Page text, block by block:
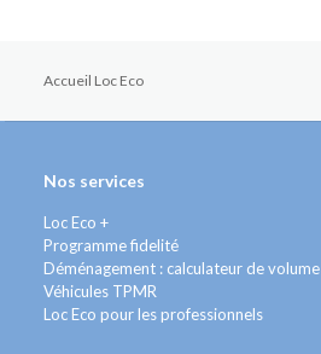
Accueil Loc Eco
Nos services
Loc Eco +
Programme fidelité
Déménagement : calculateur de volume
Véhicules TPMR
Loc Eco pour les professionnels